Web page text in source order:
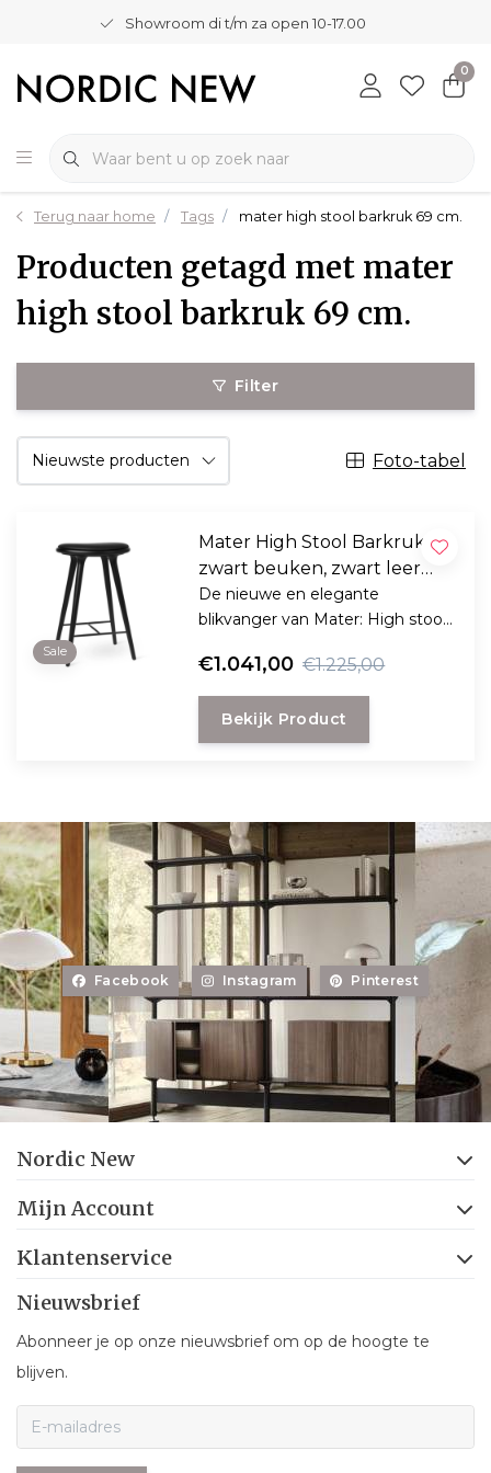
Showroom di t/m za open 10-17.00
0
Terug naar home Tags mater high stool barkruk 69 cm.
Producten getagd met mater
high stool barkruk 69 cm.
Filter
Foto-tabel
Sale
Mater High Stool Barkruk
zwart beuken, zwart leer
69cm
De nieuwe en elegante
blikvanger van Mater: High stool
€1.041,00 €1.225,00
Bekijk Product
Facebook Instagram Pinterest
Nordic New
Mijn Account
Klantenservice
Nieuwsbrief
Abonneer je op onze nieuwsbrief om op de hoogte te
blijven.